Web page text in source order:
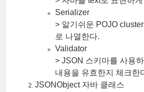
Serializer
> 알기쉬운 POJO
로 나열한다.
Validator
> JSON 스키마를 사용
내용을 유효한지 체크한
JSONObject 자바 클래스